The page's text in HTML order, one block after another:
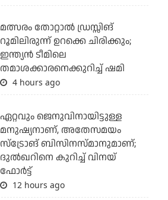
മത്സരം തോറ്റാല്‍ ഡ്രസ്സിങ്
റൂമിലിരുന്ന് ഉറക്കെ ചിരിക്കും;
ഇന്ത്യന്‍ ടീമിലെ
തമാശക്കാരനെക്കുറിച്ച് ഷമി
4 hours ago
ഏറ്റവും ജെനുവിനായിട്ടുള്ള
മനുഷ്യനാണ്, അതേസമയം
സ്‌ട്രോങ് ബിസിനസ്മാനുമാണ്;
ദുല്‍ഖറിനെ കുറിച്ച് വിനയ്
ഫോര്‍ട്ട്
12 hours ago